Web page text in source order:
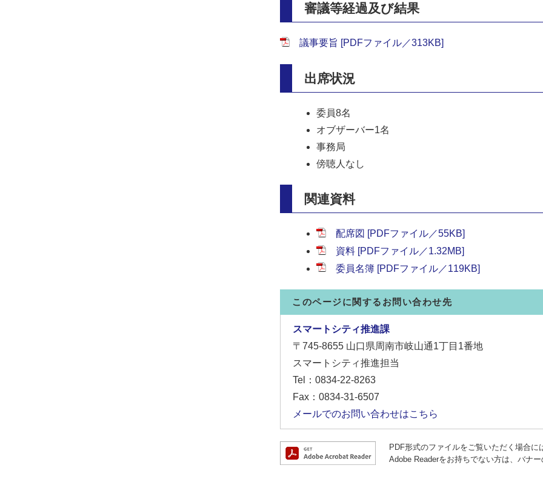
審議等経過及び結果
議事要旨 [PDFファイル／313KB]
出席状況
委員8名
オブザーバー1名
事務局
傍聴人なし
関連資料
配席図 [PDFファイル／55KB]
資料 [PDFファイル／1.32MB]
委員名簿 [PDFファイル／119KB]
このページに関するお問い合わせ先
スマートシティ推進課
〒745-8655 山口県周南市岐山通1丁目1番地
スマートシティ推進担当
Tel：0834-22-8263
Fax：0834-31-6507
メールでのお問い合わせはこちら
PDF形式のファイルをご覧いただく場合に
Adobe Readerをお持ちでない方は、バナ